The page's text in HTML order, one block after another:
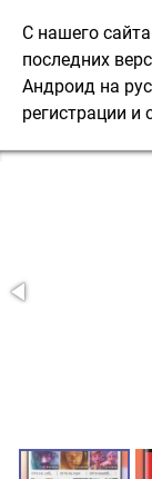
С нашего
последних
Андроид на
регистрации